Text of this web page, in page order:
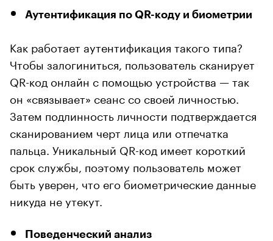
Аутентификация по QR-коду и биометрии
Как работает аутентификация такого типа?
Чтобы залогиниться, пользователь сканирует
QR-код онлайн с помощью устройства — так
он «связывает» сеанс со своей личностью.
Затем подлинность личности подтверждается
сканированием черт лица или отпечатка
пальца. Уникальный QR-код имеет короткий
срок службы, поэтому пользователь может
быть уверен, что его биометрические данные
никуда не утекут.
Поведенческий анализ